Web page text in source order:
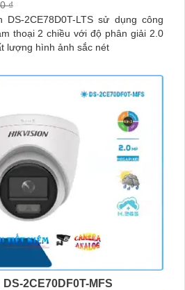
₫
DS-2CE78D0T-LTS sử dụng công
thoại 2 chiều với độ phân giải 2.0
lượng hình ảnh sắc nét
2CE70DF0T-MFS